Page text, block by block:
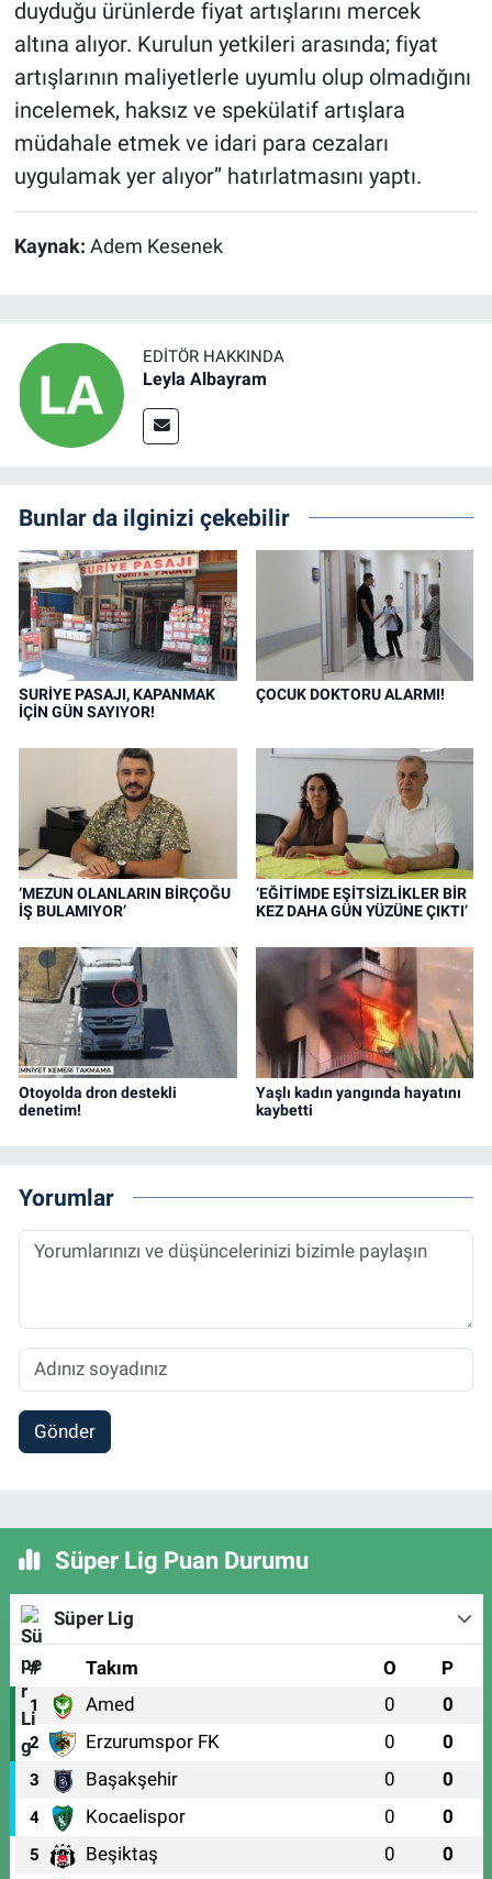
duyduğu ürünlerde fiyat artışlarını mercek
altına alıyor. Kurulun yetkileri arasında; fiyat
artışlarının maliyetlerle uyumlu olup olmadığını
incelemek, haksız ve spekülatif artışlara
müdahale etmek ve idari para cezaları
uygulamak yer alıyor’’ hatırlatmasını yaptı.
Kaynak: Adem Kesenek
EDITÖR HAKKINDA
Leyla Albayram
Bunlar da ilginizi çekebilir
SURİYE PASAJI, KAPANMAK
İÇİN GÜN SAYIYOR!
ÇOCUK DOKTORU ALARMI!
‘MEZUN OLANLARIN BİRÇOĞU
İŞ BULAMIYOR’
‘EĞİTİMDE EŞİTSİZLİKLER BİR
KEZ DAHA GÜN YÜZÜNE ÇIKTI’
Otoyolda dron destekli
denetim!
Yaşlı kadın yangında hayatını
kaybetti
Yorumlar
Gönder
Süper Lig Puan Durumu
Süper Lig
# Takım O P
1 Amed 0 0
2 Erzurumspor FK 0 0
3 Başakşehir 0 0
4 Kocaelispor 0 0
5 Beşiktaş 0 0